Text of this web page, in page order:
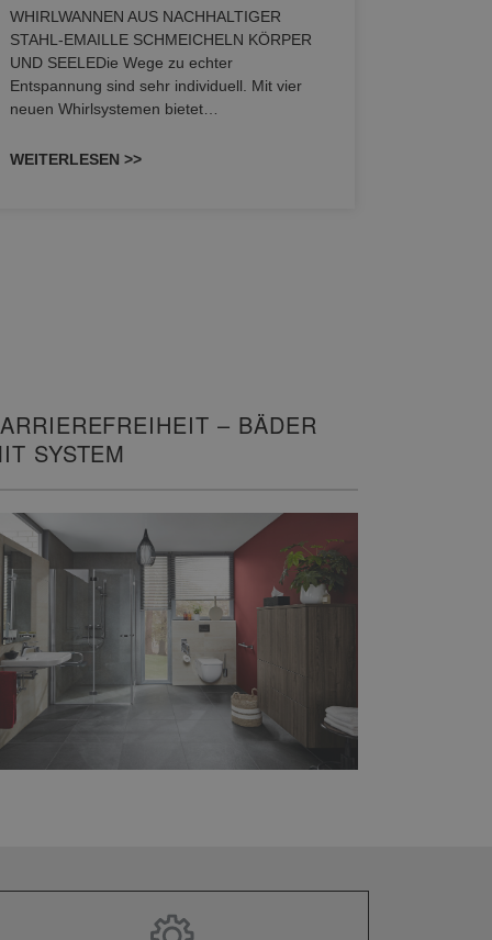
WHIRLWANNEN AUS NACHHALTIGER
STAHL-EMAILLE SCHMEICHELN KÖRPER
UND SEELEDie Wege zu echter
Entspannung sind sehr individuell. Mit vier
neuen Whirlsystemen bietet…
WEITERLESEN >>
– BÄDER
SYSTEM